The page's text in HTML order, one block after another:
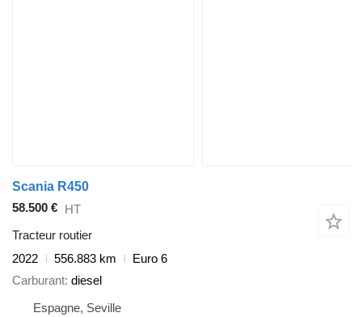
Scania R450
58.500 € HT
Tracteur routier
2022
556.883 km
Euro 6
Carburant diesel
Espagne, Seville